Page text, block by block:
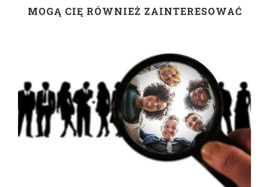
MOGĄ CIĘ RÓWNIEŻ ZAINTERESOWAĆ